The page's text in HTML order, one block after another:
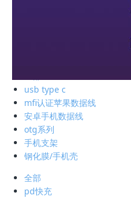
usb type c
mfi认证苹果数据线
安卓手机数据线
otg系列
手机支架
钢化膜/手机壳
全部
pd快充